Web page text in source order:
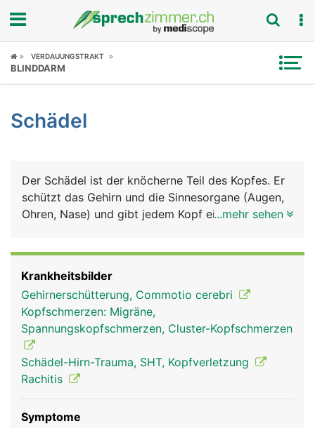
Fokus
Symptome
News
Rubriken
VERDAUUNGSTRAKT
BLINDDARM
Schädel
Der Schädel ist der knöcherne Teil des Kopfes. Er
schützt das Gehirn und die Sinnesorgane (Augen,
Ohren, Nase) und gibt jedem Kopf eine
Keilbein sowie in den Gesichtsschädel mit 2
grossen Knochen, dem Oberkiefer und Unterkiefer
und weiteren kleinen Knochen wie Tränenbein oder
Nasenbein unterteilt werden.
...mehr sehen
Krankheitsbilder
Gehirnerschütterung, Commotio cerebri
Kopfschmerzen: Migräne,
Spannungskopfschmerzen, Cluster-Kopfschmerzen
Schädel-Hirn-Trauma, SHT, Kopfverletzung
Rachitis
Symptome